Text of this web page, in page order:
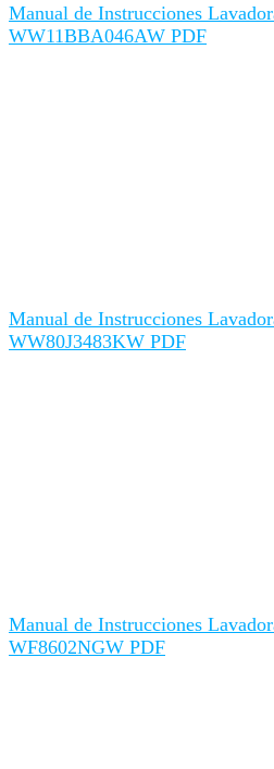
Manual de Instrucciones
WW11BBA046AW PDF
Manual de Instrucciones
WW80J3483KW PDF
Manual de Instrucciones
WF8602NGW PDF